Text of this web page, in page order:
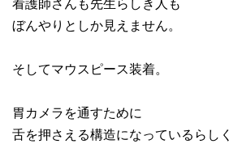
ぼんやりとしか見えません。
そしてマウスピース装着。
胃カメラを通すために
舌を押さえる構造になっているらしく